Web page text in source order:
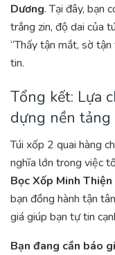
Dương. Tại đây, bạn
trắng zin, độ dai của
“Thấy tận mắt, sờ
tin.
Tổng kết: Lựa
dựng nền
Túi xốp 2 quai hàng
nghĩa lớn trong việc
Bọc Xốp Minh Thiện
bạn đồng hành tận
giá giúp bạn tự tin
Bạn đang cần báo